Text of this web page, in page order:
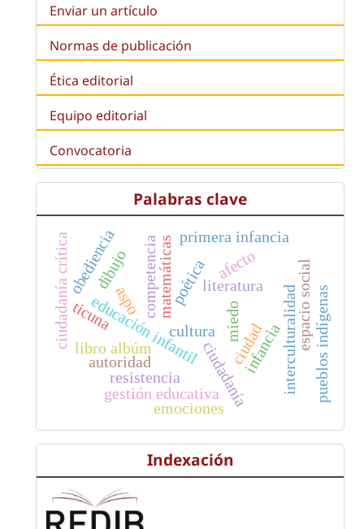
Enviar un artículo
Normas de publicación
Ética editorial
Equipo editorial
Convocatoria
Palabras clave
ciudad
ciudadanía
poética
infancia
cultura interculturalidad
literatura
competencia
miedo
matemáticas
educación infantil
libro albúm
ciudadanía crítica
autoridad
resistencia
obediencia afecto espacio social
primera infancia
gestión educativa
aspo
emociones
dibujo
pueblos indígenas
ticuna
Indexación